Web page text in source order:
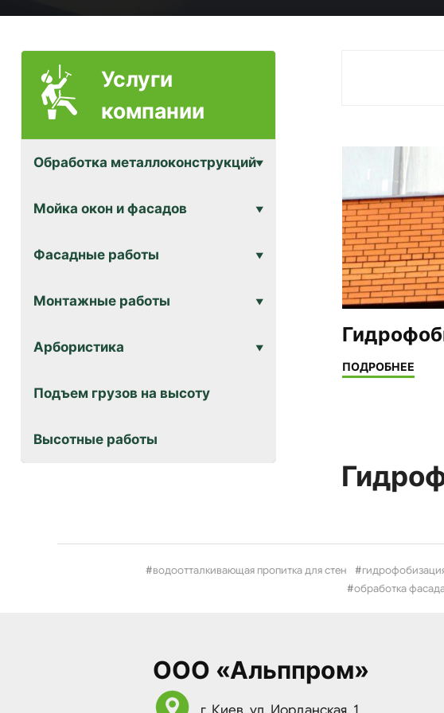
ПОДРОБНЕЕ
Услуги
компании
Обработка металлоконструкций
Мойка окон и фасадов
Фасадные работы
Монтажные работы
Арбористика
Подъем грузов на высоту
Высотные работы
водоотталкивающая пропитка для стен
обработка
ООО «Альппром»